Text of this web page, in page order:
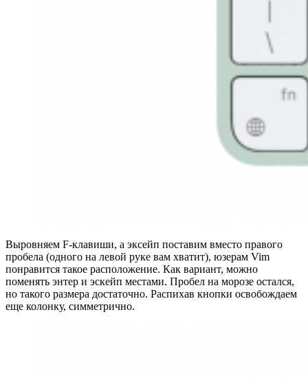
Выровняем F-клавиши, а эксейп поставим вместо правого
пробела (одного на левой руке вам хватит), юзерам Vim
понравится такое расположение. Как вариант, можно
поменять энтер и эскейп местами. Пробел на морозе остался,
но такого размера достаточно. Распихав кнопки освобождаем
еще колонку, симметрично.